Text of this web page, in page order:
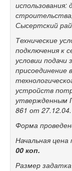
использования:
Сысертский
Технические
подключения к
условии подачи
присоединение в
устройств
утвержденным
861 от 27.12.04.
Форма
Начальная
00 коп.
Размер задатка